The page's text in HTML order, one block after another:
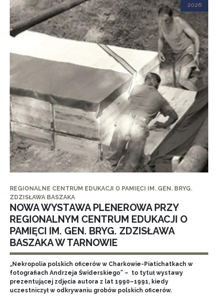
2026
REGIONALNE CENTRUM EDUKACJI O PAMIĘCI IM. GEN. BRYG.
ZDZISŁAWA BASZAKA
NOWA WYSTAWA PLENEROWA PRZY
REGIONALNYM CENTRUM EDUKACJI O
PAMIĘCI IM. GEN. BRYG. ZDZISŁAWA
BASZAKA W TARNOWIE
„Nekropolia polskich oficerów w Charkowie-Piatichatkach w
fotografiach Andrzeja Świderskiego” – to tytuł wystawy
prezentującej zdjęcia autora z lat 1990–1991, kiedy
uczestniczył w odkrywaniu grobów polskich oficerów.